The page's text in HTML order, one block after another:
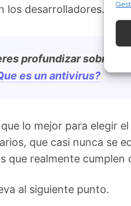
los desarrolladores.
profundizar sobre
es un antivirus?
lo mejor para elegir
que casi nunca se
que realmente cumplen
al siguiente punto.